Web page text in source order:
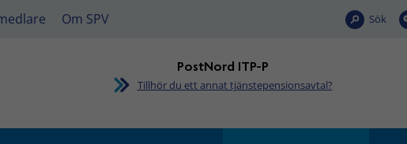
Om SPV Sök
PostNord ITP-P
Tillhör du ett annat tjänstepensionsavtal?